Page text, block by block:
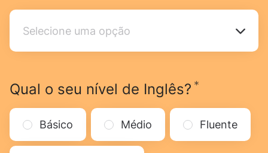
Selecione uma opção
Selecione uma opção
Qual o seu nível de Inglês? *
Básico Médio Fluente